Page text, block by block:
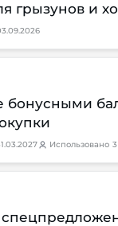
грызунов и
бонусными
Использовано